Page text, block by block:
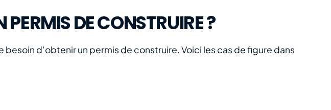
DE CONSTRUIRE ?
d’obtenir un permis de construire. Voici les cas de figure dans